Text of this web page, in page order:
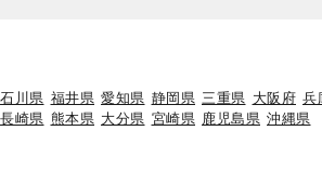
石川県 福井県 愛知県 静岡県 三重県 大阪府 兵
長崎県 熊本県 大分県 宮崎県 鹿児島県 沖縄県